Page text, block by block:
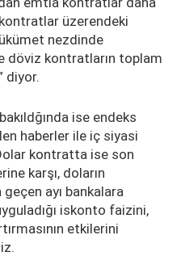
üzerendeki
nezdinde
döviz kontratların toplam
diyor.
ise endeks
haberler ile iç siyasi
kontratta ise son
karşı, doların
ayı bankalara
iskonto faizini,
etkilerini